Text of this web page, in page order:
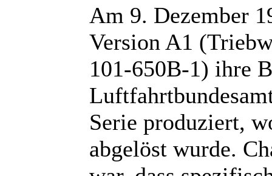
Am 9. Dezember
Version A1
101-650B-1) ihre
Serie produziert,
abgelöst wurde.